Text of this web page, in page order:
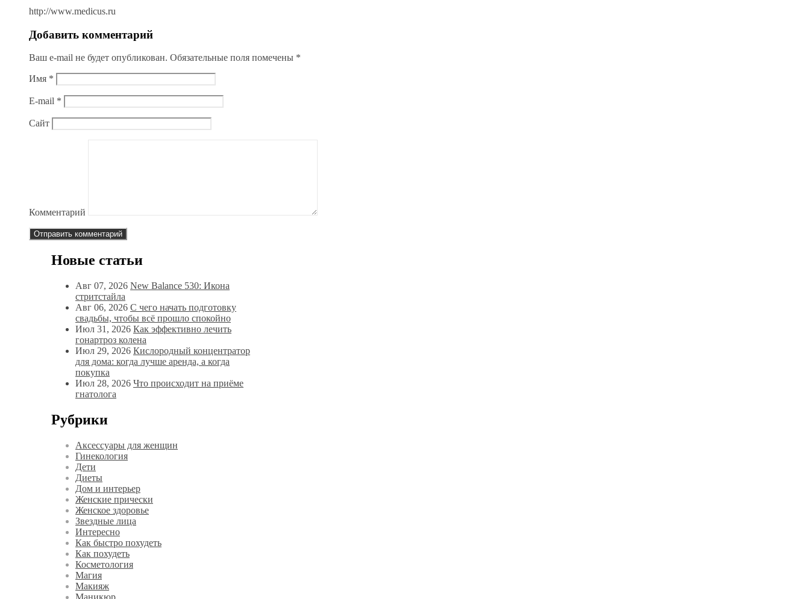
http://www.medicus.ru
Добавить комментарий
Ваш e-mail не будет опубликован. Обязательные поля помечены *
Имя *
E-mail *
Сайт
Комментарий
Новые статьи
Авг 07, 2026 New Balance 530: Икона
стритстайла
Авг 06, 2026 С чего начать подготовку
свадьбы, чтобы всё прошло спокойно
Июл 31, 2026 Как эффективно лечить
гонартроз колена
Июл 29, 2026 Кислородный концентратор
для дома: когда лучше аренда, а когда
покупка
Июл 28, 2026 Что происходит на приёме
гнатолога
Рубрики
Аксессуары для женщин
Гинекология
Дети
Диеты
Дом и интерьер
Женские прически
Женское здоровье
Звездные лица
Интересно
Как быстро похудеть
Как похудеть
Косметология
Магия
Макияж
Маникюр